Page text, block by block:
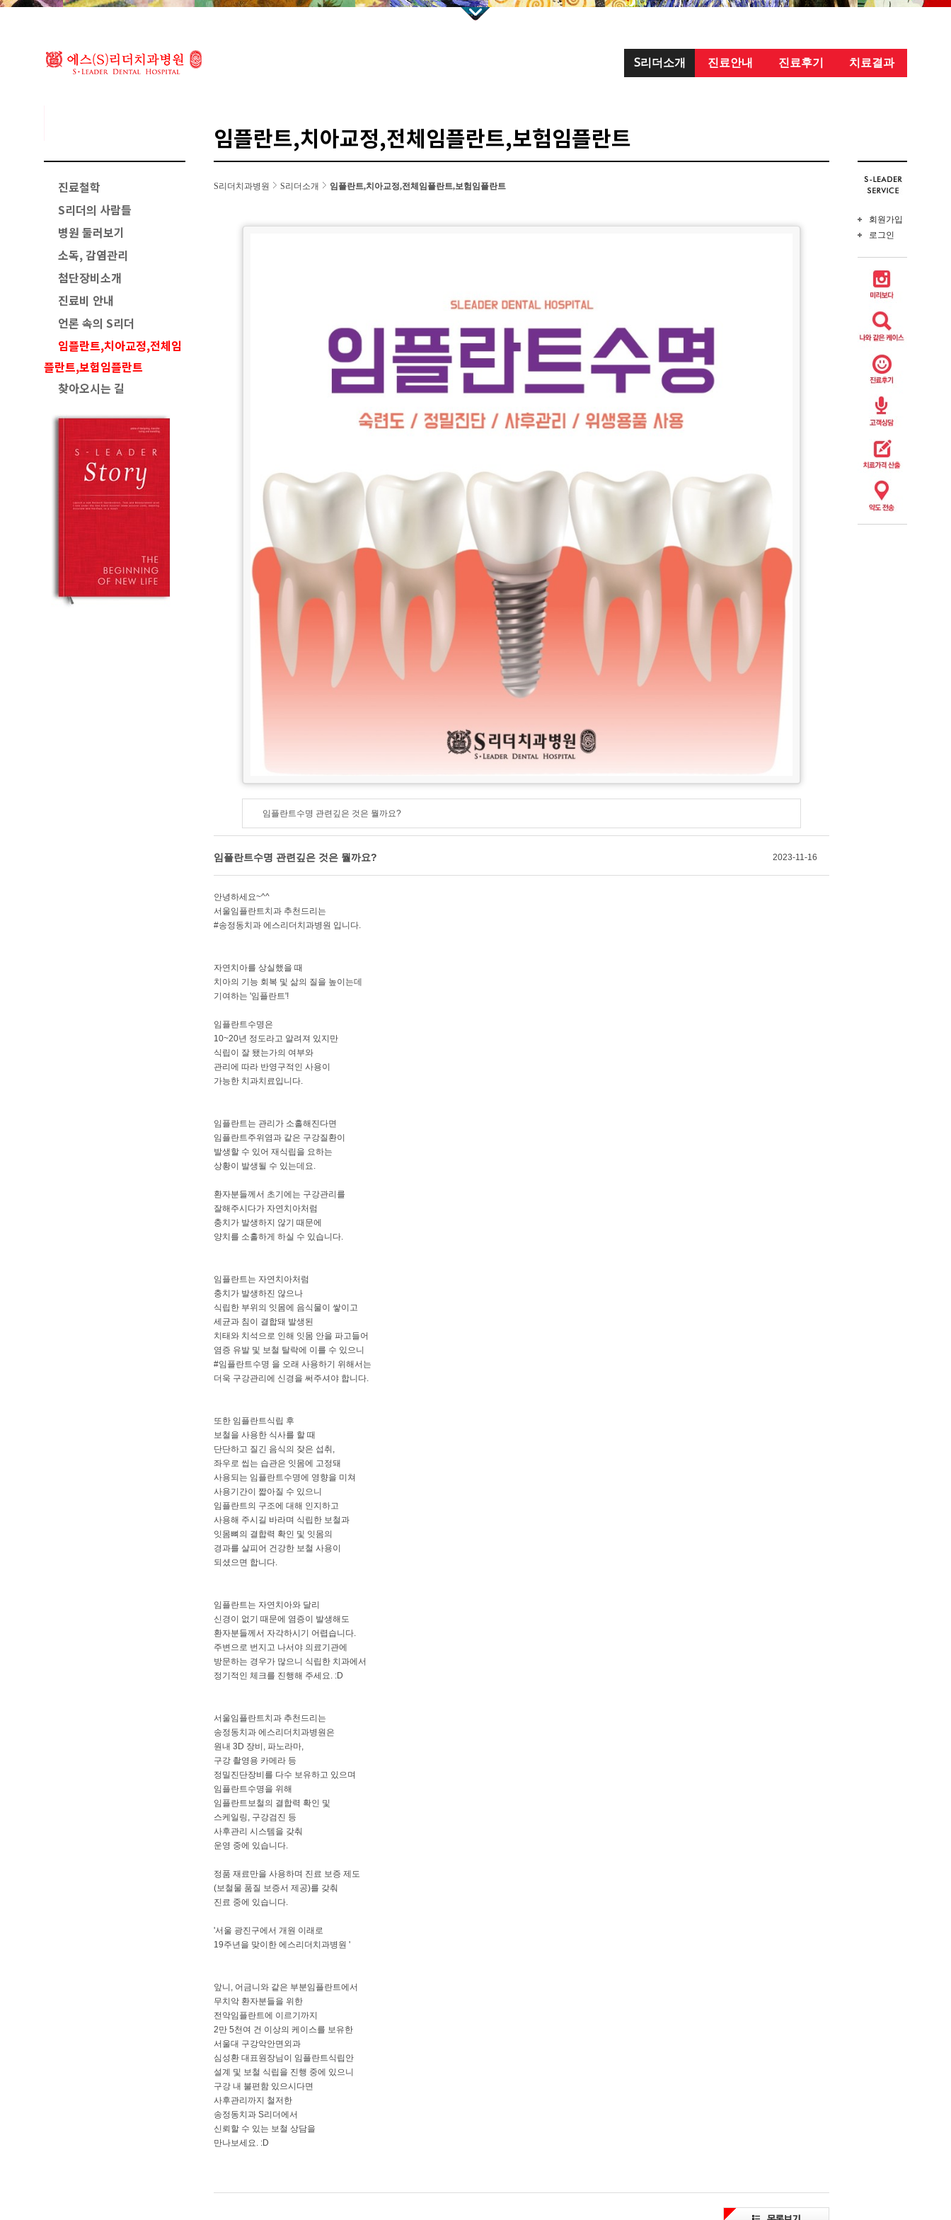
S리더소개 진료안내 진료후기 치료결과
진료철학
S리더의 사람들
병원 둘러보기
소독, 감염관리
첨단장비소개
진료비 안내
언론 속의 S리더
임플란트,치아교정,전체임
플란트,보험임플란트
찾아오시는 길
임플란트,치아교정,전체임플란트,보험임플란트
S리더치과병원 S리더소개 임플란트,치아교정,전체임플란트,보험임플란트
임플란트수명 관련깊은 것은 뭘까요?
임플란트수명 관련깊은 것은 뭘까요? 2023-11-16
안녕하세요~^^
서울임플란트치과 추천드리는
#송정동치과 에스리더치과병원 입니다.
자연치아를 상실했을 때
치아의 기능 회복 및 삶의 질을 높이는데
기여하는 '임플란트'!
임플란트수명은
10~20년 정도라고 알려져 있지만
식립이 잘 됐는가의 여부와
관리에 따라 반영구적인 사용이
가능한 치과치료입니다.
임플란트는 관리가 소홀해진다면
임플란트주위염과 같은 구강질환이
발생할 수 있어 재식립을 요하는
상황이 발생될 수 있는데요.
환자분들께서 초기에는 구강관리를
잘해주시다가 자연치아처럼
충치가 발생하지 않기 때문에
양치를 소홀하게 하실 수 있습니다.
임플란트는 자연치아처럼
충치가 발생하진 않으나
식립한 부위의 잇몸에 음식물이 쌓이고
세균과 침이 결합돼 발생된
치태와 치석으로 인해 잇몸 안을 파고들어
염증 유발 및 보철 탈락에 이를 수 있으니
#임플란트수명 을 오래 사용하기 위해서는
더욱 구강관리에 신경을 써주셔야 합니다.
또한 임플란트식립 후
보철을 사용한 식사를 할 때
단단하고 질긴 음식의 잦은 섭취,
좌우로 씹는 습관은 잇몸에 고정돼
사용되는 임플란트수명에 영향을 미쳐
사용기간이 짧아질 수 있으니
임플란트의 구조에 대해 인지하고
사용해 주시길 바라며 식립한 보철과
잇몸뼈의 결합력 확인 및 잇몸의
경과를 살피어 건강한 보철 사용이
되셨으면 합니다.
임플란트는 자연치아와 달리
신경이 없기 때문에 염증이 발생해도
환자분들께서 자각하시기 어렵습니다.
주변으로 번지고 나서야 의료기관에
방문하는 경우가 많으니 식립한 치과에서
정기적인 체크를 진행해 주세요. :D
서울임플란트치과 추천드리는
송정동치과 에스리더치과병원은
원내 3D 장비, 파노라마,
구강 촬영용 카메라 등
정밀진단장비를 다수 보유하고 있으며
임플란트수명을 위해
임플란트보철의 결합력 확인 및
스케일링, 구강검진 등
사후관리 시스템을 갖춰
운영 중에 있습니다.
정품 재료만을 사용하며 진료 보증 제도
(보철물 품질 보증서 제공)를 갖춰
진료 중에 있습니다.
'서울 광진구에서 개원 이래로
19주년을 맞이한 에스리더치과병원 '
앞니, 어금니와 같은 부분임플란트에서
무치악 환자분들을 위한
전악임플란트에 이르기까지
2만 5천여 건 이상의 케이스를 보유한
서울대 구강악안면외과
심성환 대표원장님이 임플란트식립안
설계 및 보철 식립을 진행 중에 있으니
구강 내 불편함 있으시다면
사후관리까지 철저한
송정동치과 S리더에서
신뢰할 수 있는 보철 상담을
만나보세요. :D
회원가입
로그인